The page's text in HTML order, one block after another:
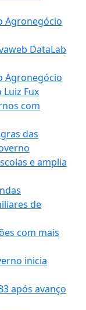
Agronegócio
DataLab
Agronegócio
Fux
com
das
e amplia
de
com mais
inicia
após avanço